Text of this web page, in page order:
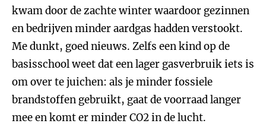
kwam door de zachte winter waardoor gezinnen
en bedrijven minder aardgas hadden verstookt.
Me dunkt, goed nieuws. Zelfs een kind op de
basisschool weet dat een lager gasverbruik iets is
om over te juichen: als je minder fossiele
brandstoffen gebruikt, gaat de voorraad langer
mee en komt er minder CO2 in de lucht.